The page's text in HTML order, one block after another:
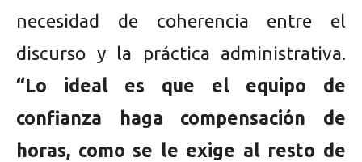
necesidad de coherencia entre el
discurso y la práctica administrativa.
“Lo ideal es que el equipo de
confianza haga compensación de
horas, como se le exige al resto de